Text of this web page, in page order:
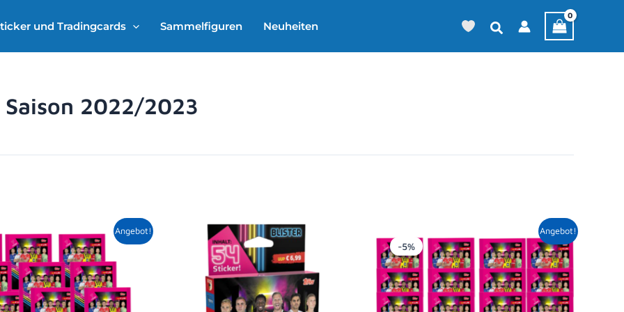
und Tradingcards Sammelfiguren Neuheiten
2022/2023
Angebot!
Ursprünglicher
Preis
war:
15,00 €
Aktueller
Preis
ist:
14,29 €.
Angebot!
-5%
Ursprünglicher
Preis
war:
20,00 €
Aktueller
Preis
ist:
18,99 €.